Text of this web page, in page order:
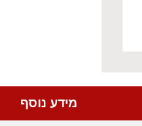
מידע נוסף